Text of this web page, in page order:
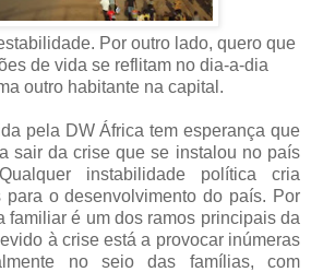
Por outro lado, quero que
de vida se reflitam no dia-a-dia
outro habitante na capital.
pela DW África tem esperança que
sair da crise que se instalou no país
instabilidade política cria
para o desenvolvimento do país. Por
familiar é um dos ramos principais da
à crise está a provocar inúmeras
no seio das famílias, com